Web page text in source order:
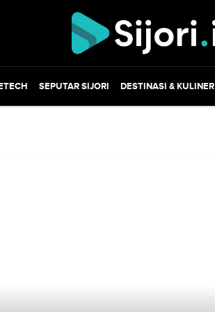
SEPUTAR SIJORI DESTINASI & KULINER